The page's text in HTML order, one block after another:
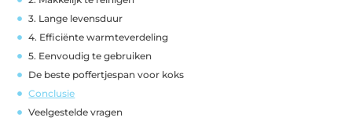
3. Lange levensduur
4. Efficiënte warmteverdeling
5. Eenvoudig te gebruiken
De beste poffertjespan voor koks
Conclusie
Veelgestelde vragen